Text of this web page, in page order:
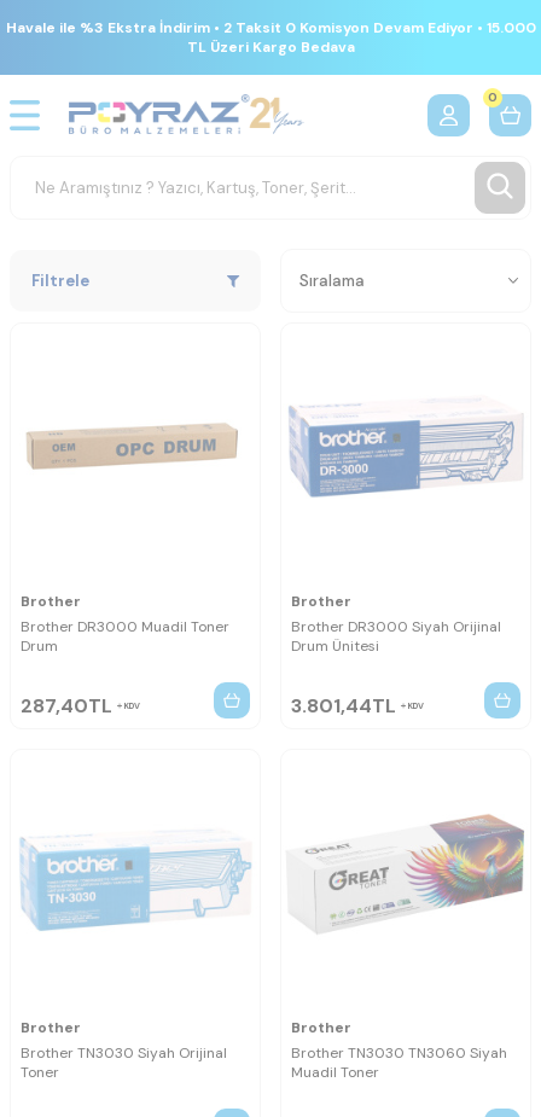
Havale ile %3 Ekstra İndirim • 2 Taksit 0 Komisyon Devam Ediyor • 15.000
TL Üzeri Kargo Bedava
0
Filtrele
Brother
Brother DR3000 Muadil Toner
Drum
287,40TL KDV
Brother
Brother DR3000 Siyah Orijinal
Drum Ünitesi
3.801,44TL KDV
Brother
Brother TN3030 Siyah Orijinal
Toner
Brother
Brother TN3030 TN3060 Siyah
Muadil Toner